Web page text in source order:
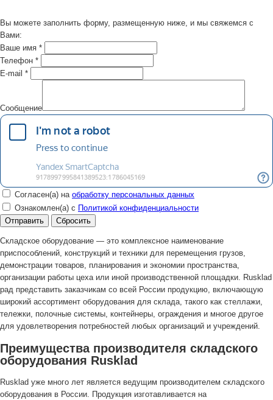
Вы можете заполнить форму, размещенную ниже, и мы свяжемся с
Вами:
Ваше имя *
Телефон *
E-mail *
Сообщение
Согласен(а) на обработку персональных данных
Ознакомлен(а) с Политикой конфиденциальности
Сбросить
Складское оборудование — это комплексное наименование
приспособлений, конструкций и техники для перемещения грузов,
демонстрации товаров, планирования и экономии пространства,
организации работы цеха или иной производственной площадки. Rusklad
рад представить заказчикам со всей России продукцию, включающую
широкий ассортимент оборудования для склада, такого как стеллажи,
тележки, полочные системы, контейнеры, ограждения и многое другое
для удовлетворения потребностей любых организаций и учреждений.
Преимущества производителя складского
оборудования Rusklad
Rusklad уже много лет является ведущим производителем складского
оборудования в России. Продукция изготавливается на